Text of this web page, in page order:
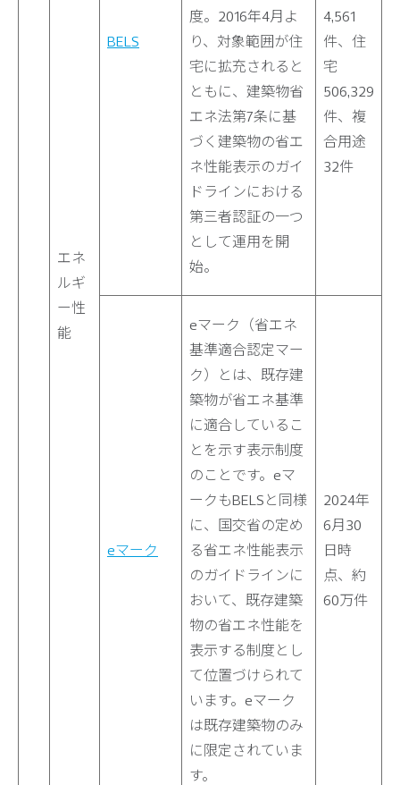
エネ
ルギ
ー性
能
BELS
度。2016年4月よ
り、対象範囲が住
宅に拡充されると
ともに、建築物省
エネ法第7条に基
づく建築物の省エ
ネ性能表示のガイ
ドラインにおける
第三者認証の一つ
として運用を開
始。
4,561
件、住
宅
506,329
件、複
合用途
32件
eマーク
eマーク（省エネ
基準適合認定マー
ク）とは、既存建
築物が省エネ基準
に適合しているこ
とを示す表示制度
のことです。eマ
ークもBELSと同様
に、国交省の定め
る省エネ性能表示
のガイドラインに
おいて、既存建築
物の省エネ性能を
表示する制度とし
て位置づけられて
います。eマーク
は既存建築物のみ
に限定されていま
す。
2024年
6月30
日時
点、約
60万件